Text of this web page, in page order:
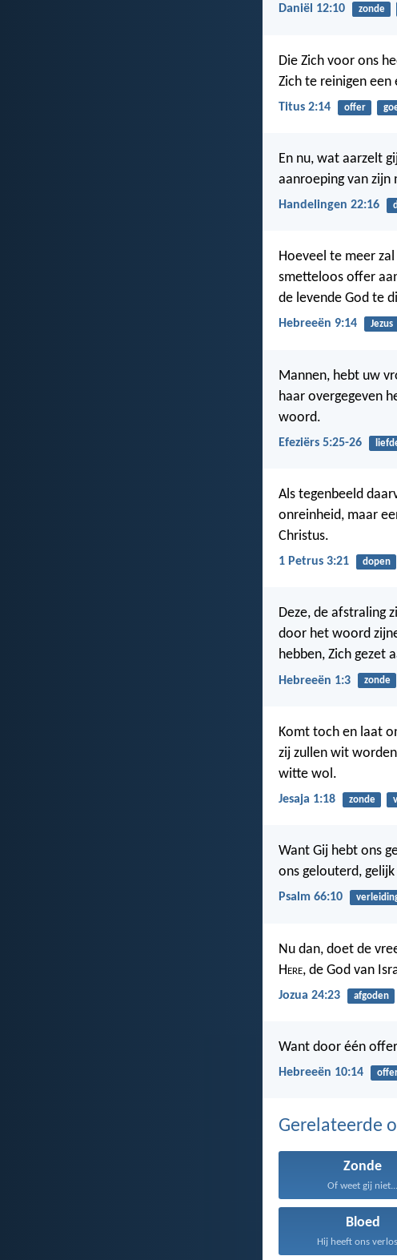
Daniël 12:10 zonde
Die Zich voor ons
Zich te reinigen
Titus 2:14 offer
En nu, wat aarzelt
aanroeping van zijn
Handelingen 22:16
Hoeveel te meer
smetteloos offer
de levende God te
Hebreeën 9:14 Jezus
Mannen, hebt uw
haar overgegeven
woord.
Efeziërs 5:25-26
Als tegenbeeld
onreinheid, maar
Christus.
1 Petrus 3:21 dopen
Deze, de afstraling
door het woord
hebben, Zich gezet
Hebreeën 1:3 zonde
Komt toch en laat
zij zullen wit
witte wol.
Jesaja 1:18 zonde
Want Gij hebt ons
ons gelouterd,
Psalm 66:10
Nu dan, doet de
Here, de God van
Jozua 24:23 afgoden
Want door één
Hebreeën 10:14
Gerelateerde
Zonde
Of weet gij niet...
Bloed
Hij heeft ons